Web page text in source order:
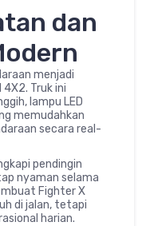
dan
menjadi
Truk ini
lampu LED
memudahkan
secara real-
pendingin
nyaman selama
Fighter X
di jalan, tetapi
harian.